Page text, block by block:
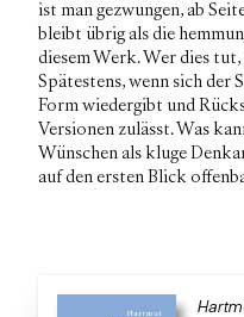
ist man gezwungen, ab
bleibt übrig als die
diesem Werk. Wer dies
Spätestens, wenn sich der
Form wiedergibt und
Versionen zulässt. Was
Wünschen als kluge
auf den ersten Blick